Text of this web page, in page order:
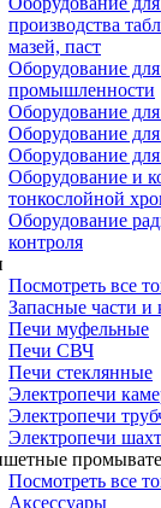
производства
мазей, паст
Оборудование
промышленности
Оборудование
Оборудование
Оборудование для
Оборудование и
тонкослойной
Оборудование
контроля
Посмотреть все
Запасные части
Печи муфельные
Печи СВЧ
Печи стеклянные
Электропечи
Электропечи
Электропечи
Посмотреть все
Аксессуары